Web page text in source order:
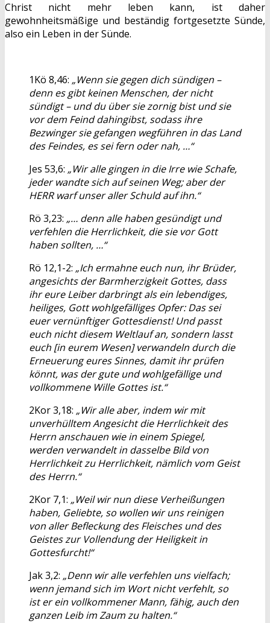
Christ nicht mehr leben kann, ist daher
gewohnheitsmäßige und beständig fortgesetzte Sünde,
also ein Leben in der Sünde.
1Kö 8,46: „Wenn sie gegen dich sündigen –
denn es gibt keinen Menschen, der nicht
sündigt – und du über sie zornig bist und sie
vor dem Feind dahingibst, sodass ihre
Bezwinger sie gefangen wegführen in das Land
des Feindes, es sei fern oder nah, …“
Jes 53,6: „Wir alle gingen in die Irre wie Schafe,
jeder wandte sich auf seinen Weg; aber der
HERR warf unser aller Schuld auf ihn.“
Rö 3,23: „… denn alle haben gesündigt und
verfehlen die Herrlichkeit, die sie vor Gott
haben sollten, …“
Rö 12,1-2: „Ich ermahne euch nun, ihr Brüder,
angesichts der Barmherzigkeit Gottes, dass
ihr eure Leiber darbringt als ein lebendiges,
heiliges, Gott wohlgefälliges Opfer: Das sei
euer vernünftiger Gottesdienst! Und passt
euch nicht diesem Weltlauf an, sondern lasst
euch [in eurem Wesen] verwandeln durch die
Erneuerung eures Sinnes, damit ihr prüfen
könnt, was der gute und wohlgefällige und
vollkommene Wille Gottes ist.“
2Kor 3,18: „Wir alle aber, indem wir mit
unverhülltem Angesicht die Herrlichkeit des
Herrn anschauen wie in einem Spiegel,
werden verwandelt in dasselbe Bild von
Herrlichkeit zu Herrlichkeit, nämlich vom Geist
des Herrn.“
2Kor 7,1: „Weil wir nun diese Verheißungen
haben, Geliebte, so wollen wir uns reinigen
von aller Befleckung des Fleisches und des
Geistes zur Vollendung der Heiligkeit in
Gottesfurcht!“
Jak 3,2: „Denn wir alle verfehlen uns vielfach;
wenn jemand sich im Wort nicht verfehlt, so
ist er ein vollkommener Mann, fähig, auch den
ganzen Leib im Zaum zu halten.“